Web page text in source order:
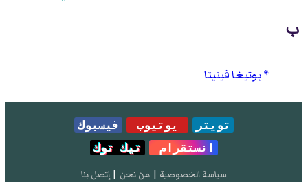
ب
بوتيغا فينيتا
تويتر يوتيوب
فيسبوك
انستقرام
تيك توك
سياسة الخصوصية | من نحن | إتصل بنا